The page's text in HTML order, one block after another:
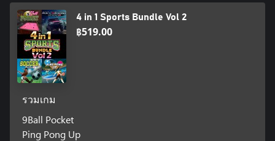
4 in 1 Sports Bundle Vol 2
฿519.00
รวมเกม
9Ball Pocket
Ping Pong Up